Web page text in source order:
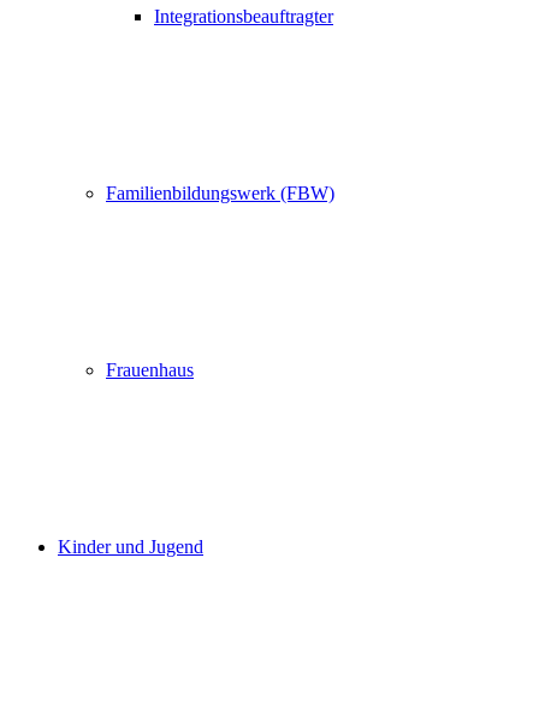
Integrationsbeauftragter
Familienbildungswerk (FBW)
Frauenhaus
Kinder und Jugend